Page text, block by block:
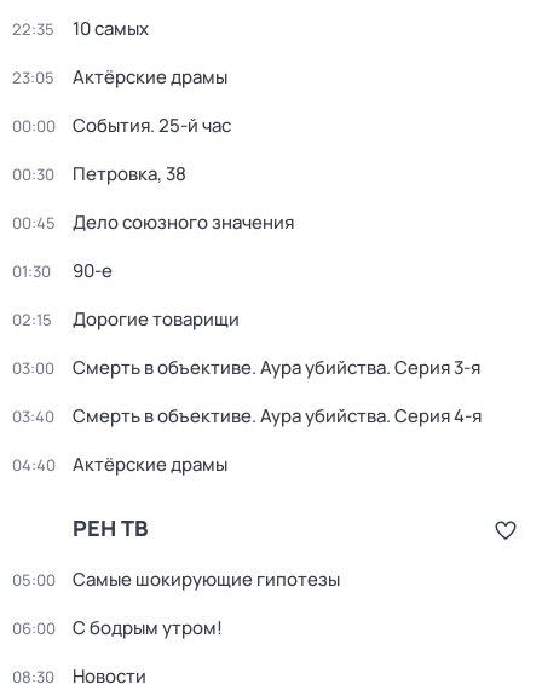
22:35 10 самых
23:05 Актёрские драмы
00:00 События. 25-й час
00:30 Петровка, 38
00:45 Дело союзного значения
01:30 90-е
02:15 Дорогие товарищи
03:00 Смерть в объективе. Аура убийства. Серия 3-я
03:40 Смерть в объективе. Аура убийства. Серия 4-я
04:40 Актёрские драмы
РЕН ТВ
05:00 Самые шoкиpующие гипотезы
06:00 С бодрым утром!
08:30 Новости